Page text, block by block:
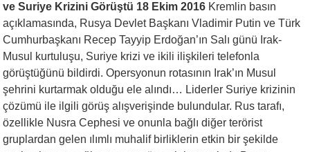
ve Suriye Krizini Görüştü 18 Ekim 2016 Kremlin basın
açıklamasında, Rusya Devlet Başkanı Vladimir Putin ve Türk
Cumhurbaşkanı Recep Tayyip Erdoğan’ın Salı günü Irak-
Musul kurtuluşu, Suriye krizi ve ikili ilişkileri telefonla
görüştüğünü bildirdi. Opersyonun rotasının Irak’ın Musul
şehrini kurtarmak olduğu ele alındı… Liderler Suriye krizinin
çözümü ile ilgili görüş alışverişinde bulundular. Rus tarafı,
özellikle Nusra Cephesi ve onunla bağlı diğer terörist
gruplardan gelen ılımlı muhalif birliklerin etkin bir şekilde